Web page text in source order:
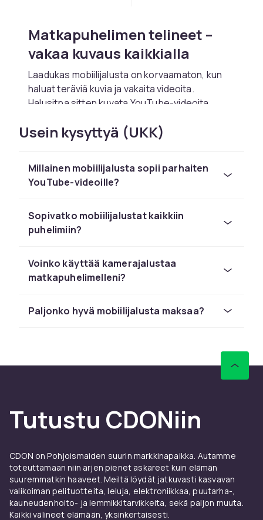
Matkapuhelimen telineet –
vakaa kuvaus kaikkialla
Laadukas mobiilijalusta on korvaamaton, kun
haluat teräviä kuvia ja vakaita videoita.
Halusitpa sitten kuvata YouTube-videoita,
vakaita selfieitä, löydät oikean jalustan
CDON:lta.
Mobiilijalustoja on saatavana monissa koossa
ja muodoissa – kompakteista pöytäjaloista
lähes mihin tahansa. Monissa malleissa on
pallonivel, joka antaa vapauden kääntää ja
Valitse oikea jalusta
Matkakuvaukseen ja ulkona kuvaamiseen
aikaan – täydellinen meikkitutoriaaleille,
unboxing-videoille ja vlogeille vuonna 2026.
Haluatko yhdistää jalustan parhaimpiin
kameralinsseihin ja suojiin? Tutki koko
mobiilikameratarvikkeidemme valikoimaa
CDON:lla.
Usein kysyttyä (UKK)
Millainen mobiilijalusta sopii parhaiten
YouTube-videoille?
Sopivatko mobiilijalustat kaikkiin
puhelimiin?
Voinko käyttää kamerajalustaa
matkapuhelimelleni?
Paljonko hyvä mobiilijalusta maksaa?
Tutustu CDONiin
CDON on Pohjoismaiden suurin markkinapaikka. Autamme
toteuttamaan niin arjen pienet askareet kuin elämän
suuremmatkin haaveet. Meiltä löydät jatkuvasti kasvavan
valikoiman pelituotteita, leluja, elektroniikkaa, puutarha-,
kauneudenhoito- ja lemmikkitarvikkeita, sekä paljon muuta.
Kaikki välineet elämään, yksinkertaisesti.